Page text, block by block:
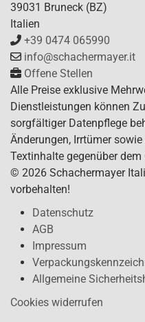
39031 Bruneck (BZ)
Italien
+39 0474 065990
info@schachermayer.it
Offene Stellen
Alle Preise exklusive
Dienstleistungen können
sorgfältiger Datenpflege
Änderungen, Irrtümer
Textinhalte gegenüber
© 2026 Schachermayer
vorbehalten!
Datenschutz
AGB
Impressum
Allgemeine
Cookies widerrufen